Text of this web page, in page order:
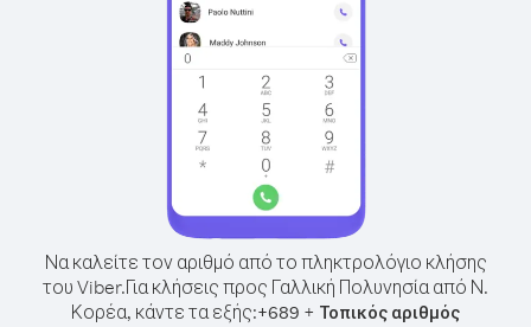
Να καλείτε τον αριθμό από το πληκτρολόγιο κλήσης
του Viber.Για κλήσεις προς Γαλλική Πολυνησία από Ν.
Κορέα, κάντε τα εξής:+689 + Τοπικός αριθμός